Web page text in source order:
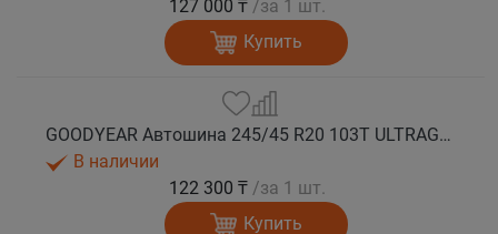
127 000 ₸ /за 1 шт.
Купить
GOODYEAR Автошина 245/45 R20 103T ULTRAGRIP ICE 2+ XL FP EV-Ready зима
В наличии
122 300 ₸ /за 1 шт.
Купить